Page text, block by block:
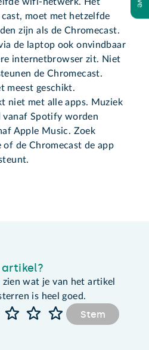
wifi-netwerk. Het
moet met hetzelfde
zijn als de Chromecast.
de laptop ook onvindbaar
internetbrowser zit. Niet
de Chromecast.
meest geschikt.
niet met alle apps. Muziek
vanaf Spotify worden
Apple Music. Zoek
of de Chromecast de app
wat je van het artikel
is heel goed.
Stem